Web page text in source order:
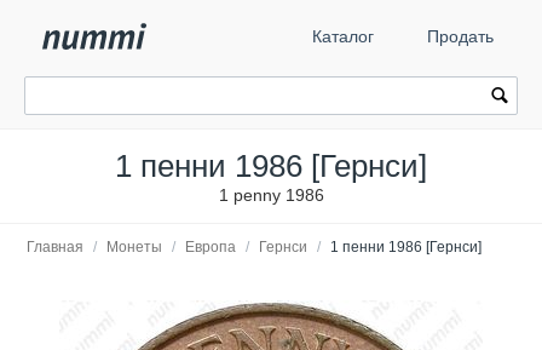
Каталог Продать
1 пенни 1986 [Гернси]
1 penny 1986
Главная / Монеты / Европа / Гернси / 1 пенни 1986 [Гернси]